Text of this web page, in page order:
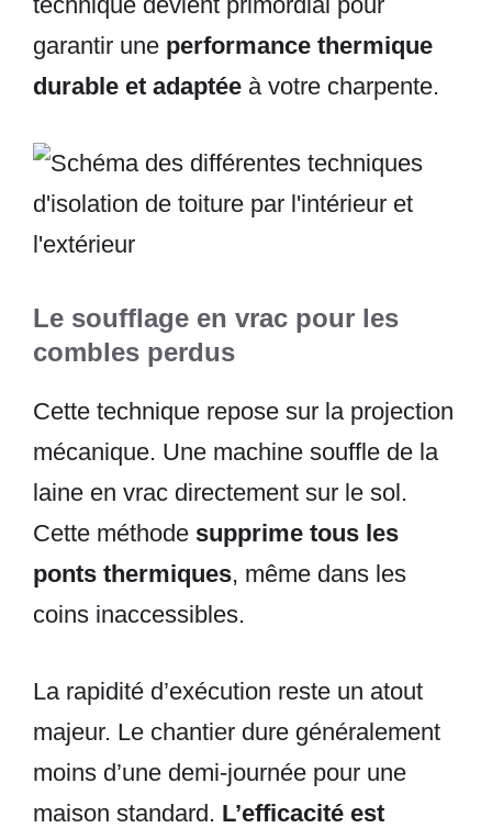
garantir une performance thermique
durable et adaptée à votre charpente.
Le soufflage en vrac pour les
combles perdus
Cette technique repose sur la projection
mécanique. Une machine souffle de la
laine en vrac directement sur le sol.
Cette méthode supprime tous les
ponts thermiques, même dans les
coins inaccessibles.
La rapidité d’exécution reste un atout
majeur. Le chantier dure généralement
moins d’une demi-journée pour une
maison standard. L’efficacité est